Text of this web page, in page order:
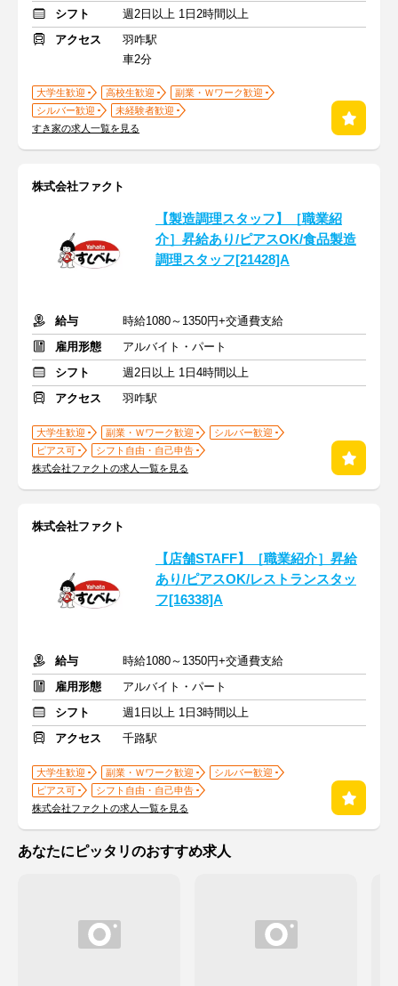
シフト
週2日以上 1日2時間以上
アクセス
羽咋駅
車2分
大学生歓迎 高校生歓迎
副業・Ｗワーク歓迎
シルバー歓迎
未経験者歓迎
すき家の求人一覧を見る
株式会社ファクト
【製造調理スタッフ】［職業紹
介］昇給あり/ピアスOK/食品製造
調理スタッフ[21428]A
給与
時給1080～1350円+交通費支給
雇用形態
アルバイト・パート
シフト
週2日以上 1日4時間以上
アクセス
羽咋駅
大学生歓迎 副業・Ｗワーク歓迎
シルバー歓迎
ピアス可
シフト自由・自己申告
株式会社ファクトの求人一覧を見る
株式会社ファクト
【店舗STAFF】［職業紹介］昇給
あり/ピアスOK/レストランスタッ
フ[16338]A
給与
時給1080～1350円+交通費支給
雇用形態
アルバイト・パート
シフト
週1日以上 1日3時間以上
アクセス
千路駅
大学生歓迎 副業・Ｗワーク歓迎
シルバー歓迎
ピアス可
シフト自由・自己申告
株式会社ファクトの求人一覧を見る
あなたにピッタリのおすすめ求人